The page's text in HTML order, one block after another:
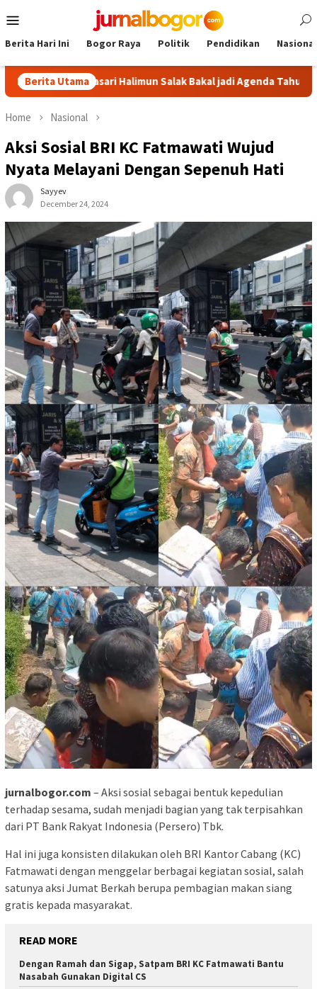
to
Menu
Berita Hari Ini Bogor Raya Politik Pendidikan Nasional
Berita Utama
Halimun Salak Bakal jadi Agenda Tahunan
Home Nasional
Aksi Sosial BRI KC Fatmawati Wujud
Nyata Melayani Dengan Sepenuh Hati
Sayyev
December 24, 2024
jurnalbogor.com – Aksi sosial sebagai bentuk kepedulian
terhadap sesama, sudah menjadi bagian yang tak terpisahkan
dari PT Bank Rakyat Indonesia (Persero) Tbk.
Hal ini juga konsisten dilakukan oleh BRI Kantor Cabang (KC)
Fatmawati dengan menggelar berbagai kegiatan sosial, salah
satunya aksi Jumat Berkah berupa pembagian makan siang
gratis kepada masyarakat.
READ MORE
Dengan Ramah dan Sigap, Satpam BRI KC Fatmawati Bantu
Nasabah Gunakan Digital CS